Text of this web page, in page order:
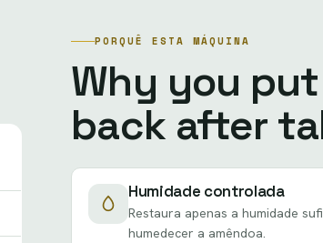
PORQUÊ ESTA MÁQUINA
Why you
back after
Humidade controlada
Restaura apenas a humidade
humedecer a amêndoa.